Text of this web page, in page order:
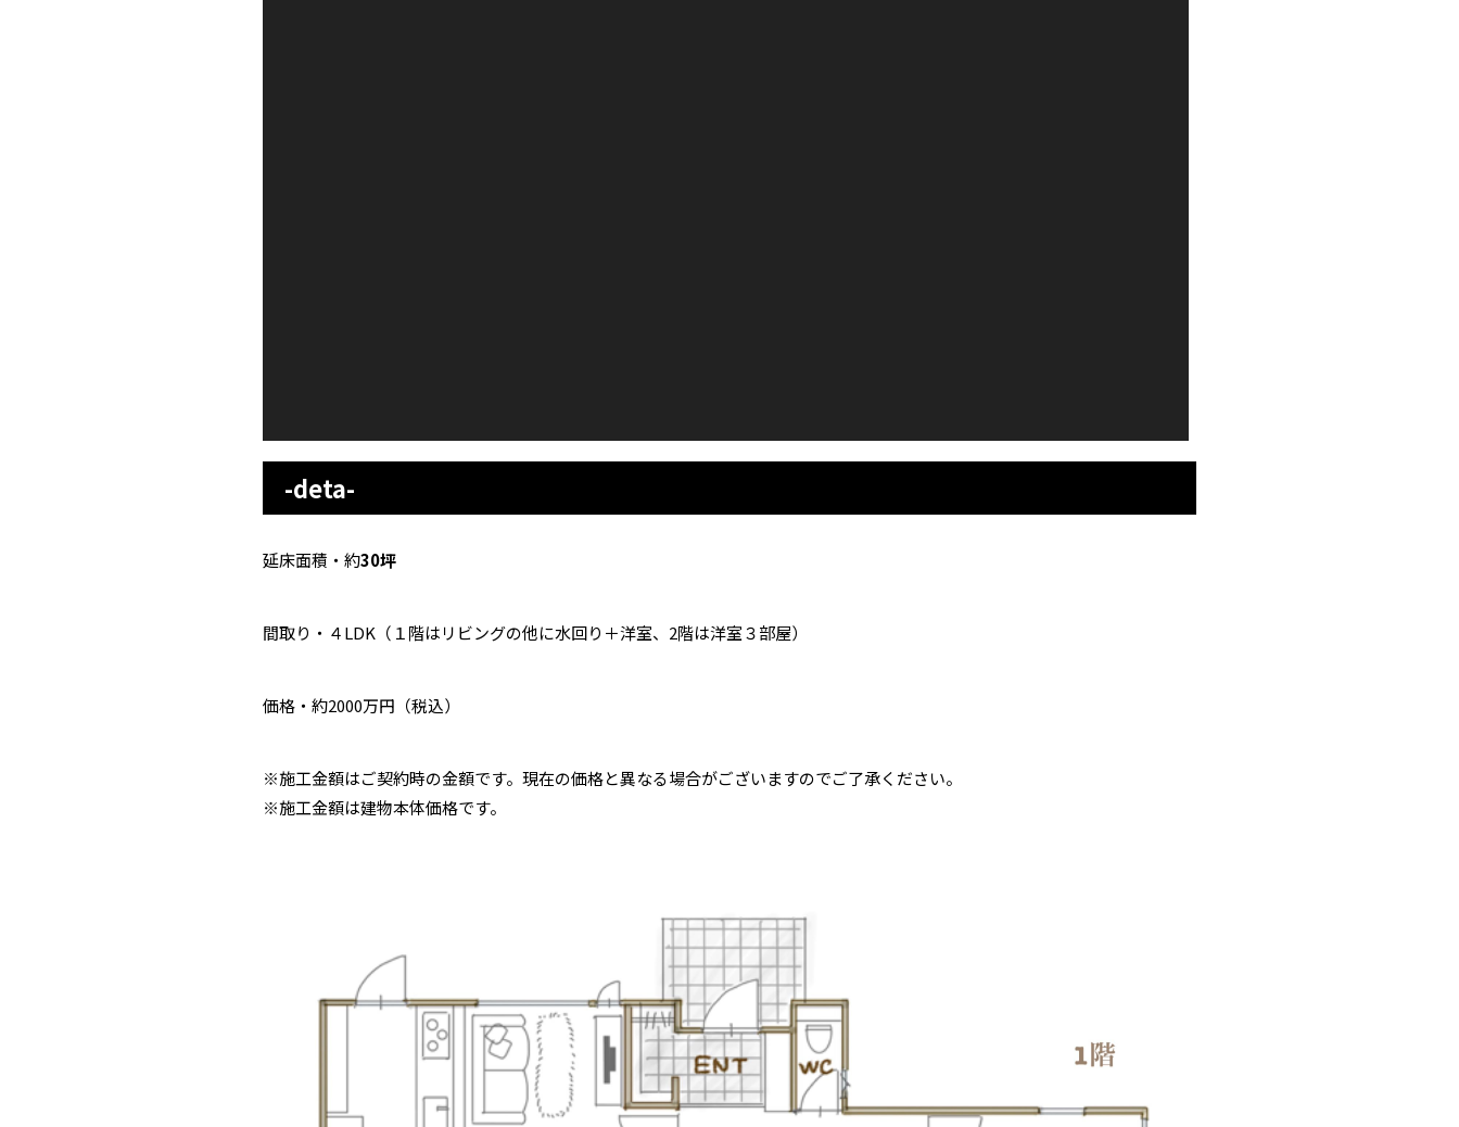
-deta-
延床面積・約30坪
間取り・４LDK（１階はリビングの他に水回り＋洋室、2階は洋室３部屋）
価格・約2000万円（税込）
※施工金額はご契約時の金額です。現在の価格と異なる場合がございますのでご了承ください。
※施工金額は建物本体価格です。